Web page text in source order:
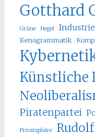
Gotthard
Grüne Hegel Industrie
Kenogrammatik
Künstliche
Piratenpartei
Privatsphäre